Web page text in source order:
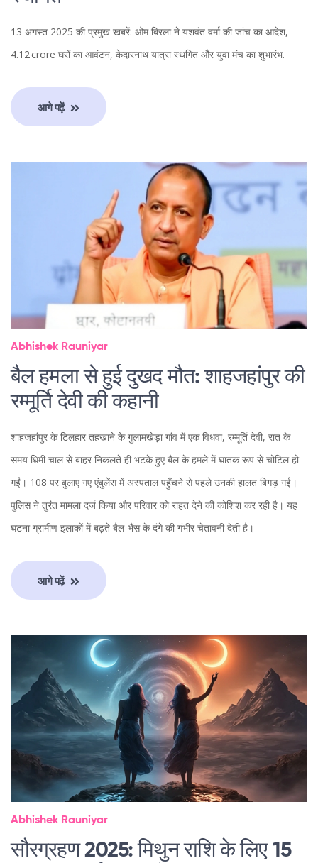
13 अगस्त 2025 की प्रमुख खबरें: ओम बिरला ने यशवंत वर्मा की जांच का आदेश,
4.12 crore घरों का आवंटन, केदारनाथ यात्रा स्थगित और युवा मंच का शुभारंभ.
आगे पढ़ें
Abhishek Rauniyar
बैल हमला से हुई दुखद मौत: शाहजहांपुर की
रम्मूर्ति देवी की कहानी
शाहजहांपुर के टिलहार तहखाने के गुलामखेड़ा गांव में एक विधवा, रम्मूर्ति देवी, रात के
समय धिमी चाल से बाहर निकलते ही भटके हुए बैल के हमले में घातक रूप से चोटिल हो
गईं। 108 पर बुलाए गए एंबुलेंस में अस्पताल पहुँचने से पहले उनकी हालत बिगड़ गई।
पुलिस ने तुरंत मामला दर्ज किया और परिवार को राहत देने की कोशिश कर रही है। यह
घटना ग्रामीण इलाकों में बढ़ते बैल-भैंस के दंगे की गंभीर चेतावनी देती है।
आगे पढ़ें
Abhishek Rauniyar
सौरग्रहण 2025: मिथुन राशि के लिए 15